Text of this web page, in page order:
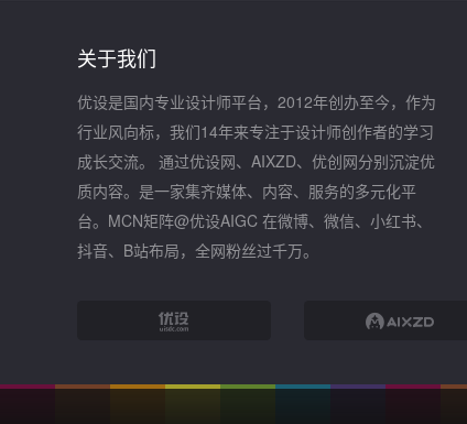
关于我们
优设是国内专业设计师平台，2012年创办至今，作为
行业风向标，我们14年来专注于设计师创作者的学习
成长交流。 通过优设网、AIXZD、优创网分别沉淀优
质内容。是一家集齐媒体、内容、服务的多元化平
台。MCN矩阵@优设AIGC 在微博、微信、小红书、
抖音、B站布局，全网粉丝过千万。